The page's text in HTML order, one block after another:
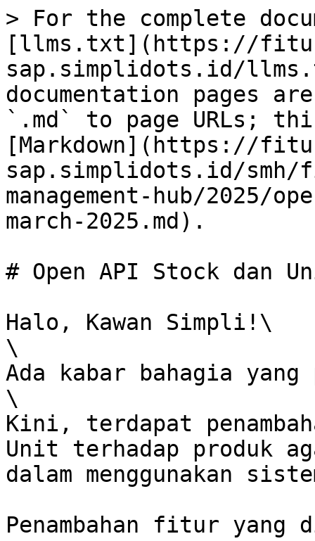
> For the complete
[llms.txt](https://
sap.simplidots.id/
documentation pages
`.md` to page URLs;
[Markdown](https://
sap.simplidots.id/smh/
management-hub/2025/
march-2025.md).
# Open API Stock dan
Halo, Kawan Simpli!\
\
Ada kabar bahagia
\
Kini, terdapat
Unit terhadap produk
dalam menggunakan
Penambahan fitur yang